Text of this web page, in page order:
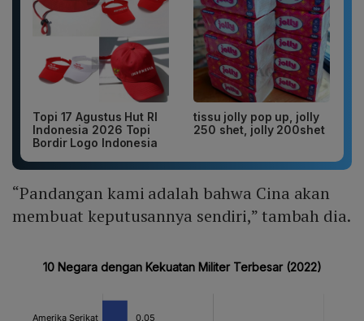
Topi 17 Agustus Hut RI
Indonesia 2026 Topi
Bordir Logo Indonesia
tissu jolly pop up, jolly
250 shet, jolly 200shet
“Pandangan kami adalah bahwa Cina akan
membuat keputusannya sendiri,” tambah dia.